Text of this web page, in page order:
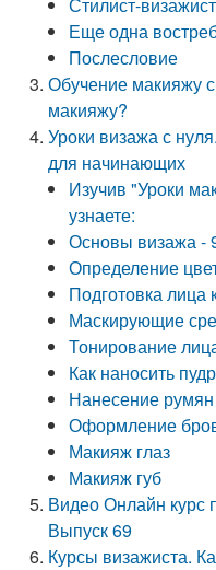
Еще одна
Послесловие
Обучение макияжу с
макияжу?
Уроки визажа с
для начинающих
Изучив "Уроки
узнаете:
Основы визажа -
Определение
Подготовка лица
Маскирующие
Тонирование
Как наносить
Нанесение румян
Оформление
Макияж глаз
Макияж губ
Видео Онлайн курс
Выпуск 69
Курсы визажиста.